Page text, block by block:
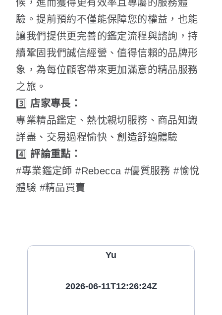
候，進而獲得更有效率且專屬的服務體
驗。提前預約不僅能保障您的權益，也能
讓我們提供更完善的鑑定流程與諮詢，持
續鞏固我們誠信經營、值得信賴的品牌形
象，為每位顧客帶來更加滿意的精品服務
之旅。
3️⃣ 店家專長：
專業精品鑑定、熱忱親切服務、商品知識
詳盡、交易過程愉快、創造舒適體驗
4️⃣ 評論重點：
#專業鑑定師 #Rebecca #優質服務 #愉悅
體驗 #精品買賣
Yu
2026-06-11T12:26:24Z